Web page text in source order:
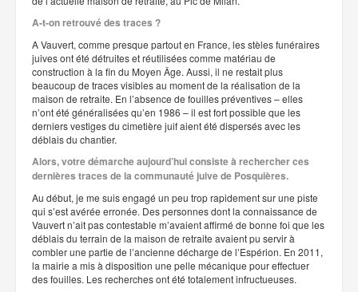
A-t-on retrouvé des traces ?
A Vauvert, comme presque partout en France, les stèles funéraires
juives ont été détruites et réutilisées comme matériau de
construction à la fin du Moyen Âge. Aussi, il ne restait plus
beaucoup de traces visibles au moment de la réalisation de la
maison de retraite. En l’absence de fouilles préventives – elles
n’ont été généralisées qu’en 1986 – il est fort possible que les
derniers vestiges du cimetière juif aient été dispersés avec les
déblais du chantier.
Alors, votre démarche aujourd’hui consiste à rechercher ces
dernières traces de la communauté juive de Posquières.
Au début, je me suis engagé un peu trop rapidement sur une piste
qui s’est avérée erronée. Des personnes dont la connaissance de
Vauvert n’ait pas contestable m’avaient affirmé de bonne foi que les
déblais du terrain de la maison de retraite avaient pu servir à
combler une partie de l’ancienne décharge de l’Espérion. En 2011,
la mairie a mis à disposition une pelle mécanique pour effectuer
des fouilles. Les recherches ont été totalement infructueuses.